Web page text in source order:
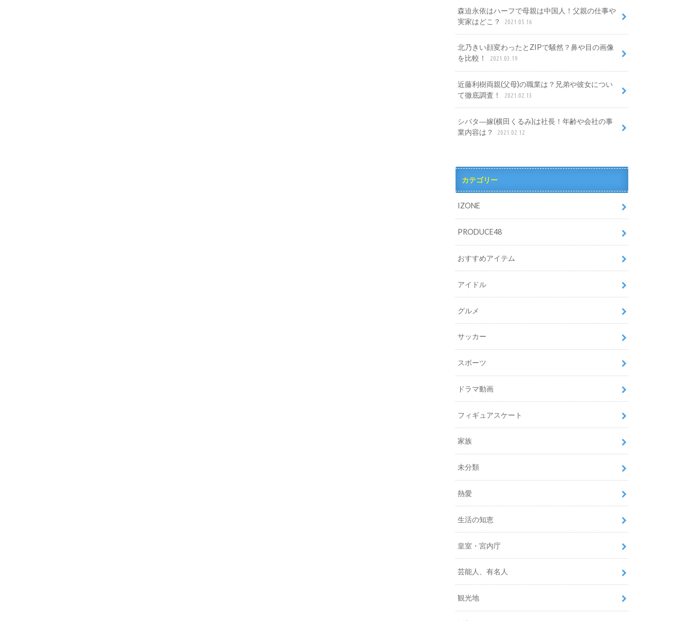
森迫永依はハーフで母親は中国人！父親の仕事や
実家はどこ？
2021.05.16
北乃きい顔変わったとZIPで騒然？鼻や目の画像
を比較！
2021.03.19
近藤利樹両親(父母)の職業は？兄弟や彼女につい
て徹底調査！
2021.02.13
シバタ―嫁(横田くるみ)は社長！年齢や会社の事
業内容は？
2021.02.12
カテゴリー
IZONE
PRODUCE48
おすすめアイテム
アイドル
グルメ
サッカー
スポーツ
ドラマ動画
フィギュアスケート
家族
未分類
熱愛
生活の知恵
皇室・宮内庁
芸能人、有名人
観光地